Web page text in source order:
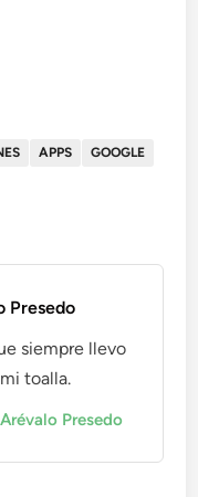
APPS
GOOGLE
Presedo
siempre llevo
mi toalla.
Presedo